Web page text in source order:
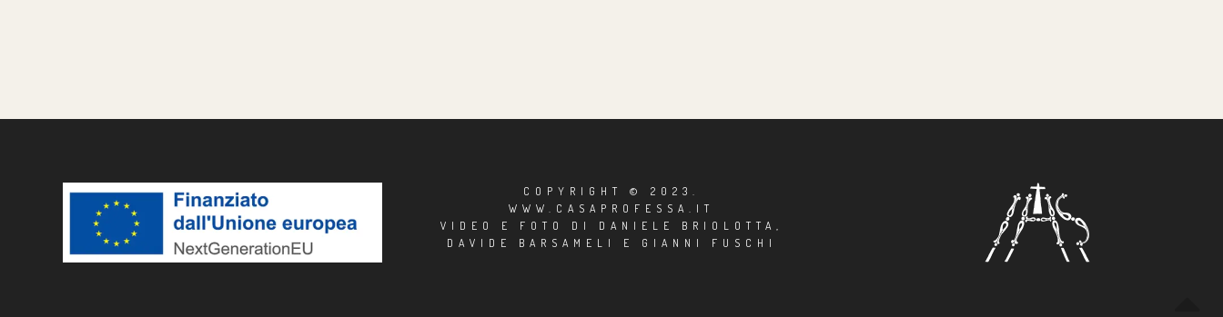
COPYRIGHT © 2023.
WWW.CASAPROFESSA.IT
VIDEO E FOTO DI DANIELE BRIOLOTTA,
DAVIDE BARSAMELI E GIANNI FUSCHI